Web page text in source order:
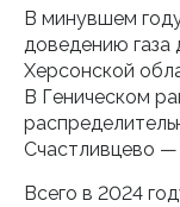
В минувшем
доведению газа
Херсонской
В Геническом
Счастливцево —
Всего в 2024